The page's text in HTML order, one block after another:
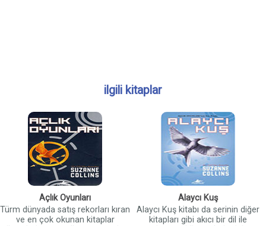
ilgili kitaplar
Açlık Oyunları
Türm dünyada satış rekorları kıran
ve en çok okunan kitaplar
Alaycı Kuş
Alaycı Kuş kitabı da serinin diğer
kitapları gibi akıcı bir dil ile